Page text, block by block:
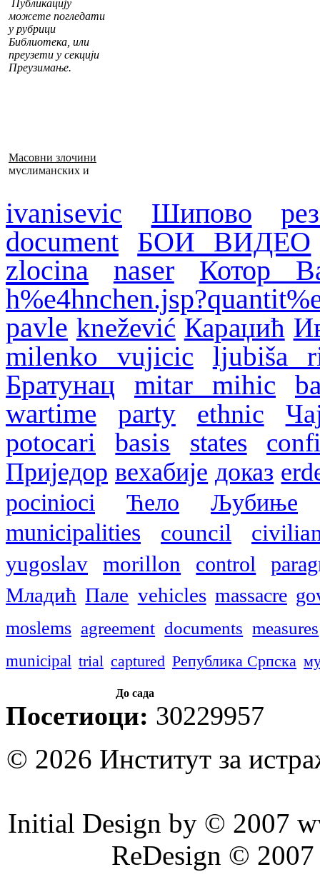
Публикацију
можете погледати
у рубрици
Библиотека, или
преузети у секцији
Преузимање.
Масовни злочини
муслиманских и
ivanisevic Шипово
document БОИ ВИДЕО
zlocina
naser Котор
pavle knežević Караџић
milenko vujicic
ljubiša
Братунац
mitar mihic
wartime party ethnic
potocari
basis states
Приједор вехабије доказ
pocinioci Ћело
Љубиње
municipalities
council
yugoslav morillon control
Младић Пале vehicles massacre
moslems agreement documents measures
municipal trial captured Република Српска
До сада
Посетиоци: 30229957
© 2026 Институт за
Initial Design by © 2007
ReDesign ©